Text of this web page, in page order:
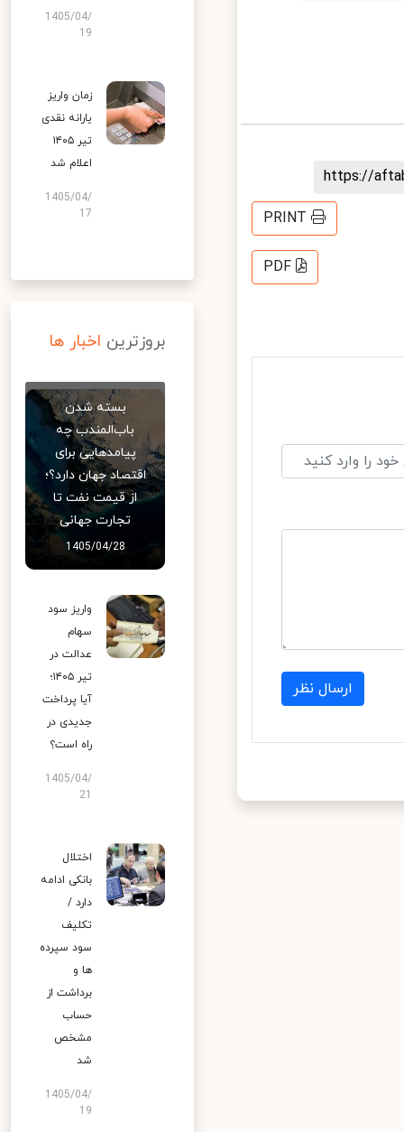
https://
PRINT
PDF
ارسال نظر
1405/04/
19
زمان واریز
یارانه نقدی
تیر ۱۴۰۵
اعلام شد
1405/04/
17
بروزترین اخبار ها
بسته شدن
باب‌المندب چه
پیامدهایی برای
اقتصاد جهان دارد؟؛
از قیمت نفت تا
تجارت جهانی
1405/04/28
واریز سود
سهام
عدالت در
تیر ۱۴۰۵؛
آیا پرداخت
جدیدی در
راه است؟
1405/04/
اختلال
بانکی ادامه
دارد /
تکلیف
سود سپرده
ها و
برداشت از
حساب
مشخص
شد
1405/04/
19